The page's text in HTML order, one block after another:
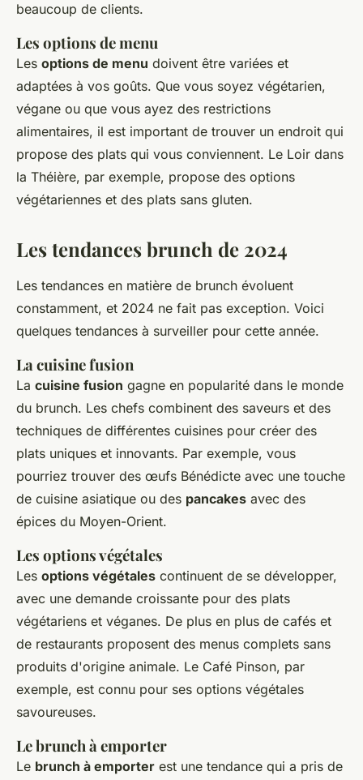
beaucoup de clients.
Les options de menu
Les options de menu doivent être variées et
adaptées à vos goûts. Que vous soyez végétarien,
végane ou que vous ayez des restrictions
alimentaires, il est important de trouver un endroit qui
propose des plats qui vous conviennent. Le Loir dans
la Théière, par exemple, propose des options
végétariennes et des plats sans gluten.
Les tendances brunch de 2024
Les tendances en matière de brunch évoluent
constamment, et 2024 ne fait pas exception. Voici
quelques tendances à surveiller pour cette année.
La cuisine fusion
La cuisine fusion gagne en popularité dans le monde
du brunch. Les chefs combinent des saveurs et des
techniques de différentes cuisines pour créer des
plats uniques et innovants. Par exemple, vous
pourriez trouver des œufs Bénédicte avec une touche
de cuisine asiatique ou des pancakes avec des
épices du Moyen-Orient.
Les options végétales
Les options végétales continuent de se développer,
avec une demande croissante pour des plats
végétariens et véganes. De plus en plus de cafés et
de restaurants proposent des menus complets sans
produits d'origine animale. Le Café Pinson, par
exemple, est connu pour ses options végétales
savoureuses.
Le brunch à emporter
Le brunch à emporter est une tendance qui a pris de